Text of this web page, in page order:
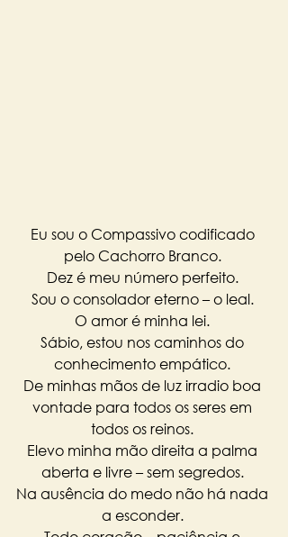
Eu sou o Compassivo codificado
pelo Cachorro Branco.
Dez é meu número perfeito.
Sou o consolador eterno – o leal.
O amor é minha lei.
Sábio, estou nos caminhos do
conhecimento empático.
De minhas mãos de luz irradio boa
vontade para todos os seres em
todos os reinos.
Elevo minha mão direita a palma
aberta e livre – sem segredos.
Na ausência do medo não há nada
a esconder.